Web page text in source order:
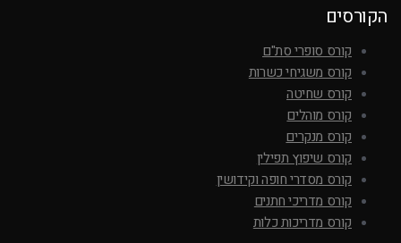
הקורסים
קורס סופרי סת"ם
קורס משגיחי כשרות
קורס שחיטה
קורס מוהלים
קורס מנקרים
קורס שיפוץ תפילין
קורס מסדרי חופה וקידושין
קורס מדריכי חתנים
קורס מדריכות כלות